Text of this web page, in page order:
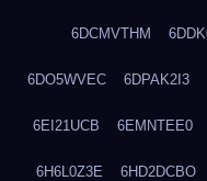
6DCMVTHM
6DO5WVEC 6DPAK2I3
6EI21UCB 6EMNTEE0
6H6L0Z3E 6HD2DCBO